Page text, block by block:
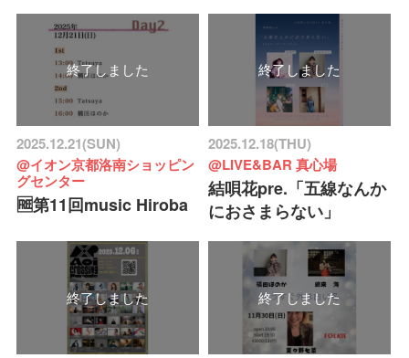
終了しました
2025.12.21(SUN)
@イオン京都洛南ショッピン
グセンター
🆓第11回music Hiroba
終了しました
2025.12.18(THU)
@LIVE&BAR 真心場
結唄花pre.「五線なんか
におさまらない」
終了しました 終了しました